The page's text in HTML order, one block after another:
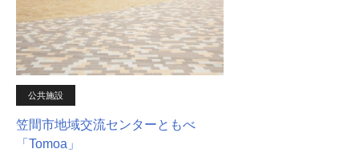
公共施設
笠間市地域交流センターともべ
「Tomoa」